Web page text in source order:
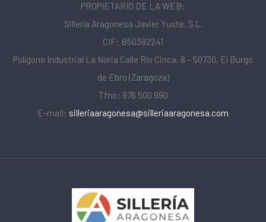
PROPIETARIO DE LA WEB:
Sillería Aragonesa Javier Yuste, S.L.
CIF: B50382241
Polígono Industrial La Noria Calle Río Cinca, 8 – 50730, El Burgo
de Ebro (Zaragoza)
Tfno: 976 500 990
E-mail: silleriaaragonesa@silleriaaragonesa.com